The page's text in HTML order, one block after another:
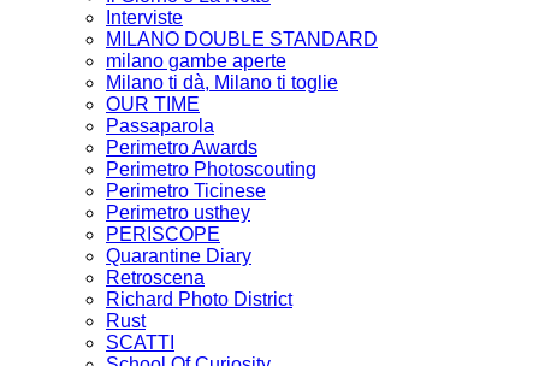
Interviste
MILANO DOUBLE STANDARD
milano gambe aperte
Milano ti dà, Milano ti toglie
OUR TIME
Passaparola
Perimetro Awards
Perimetro Photoscouting
Perimetro Ticinese
Perimetro usthey
PERISCOPE
Quarantine Diary
Retroscena
Richard Photo District
Rust
SCATTI